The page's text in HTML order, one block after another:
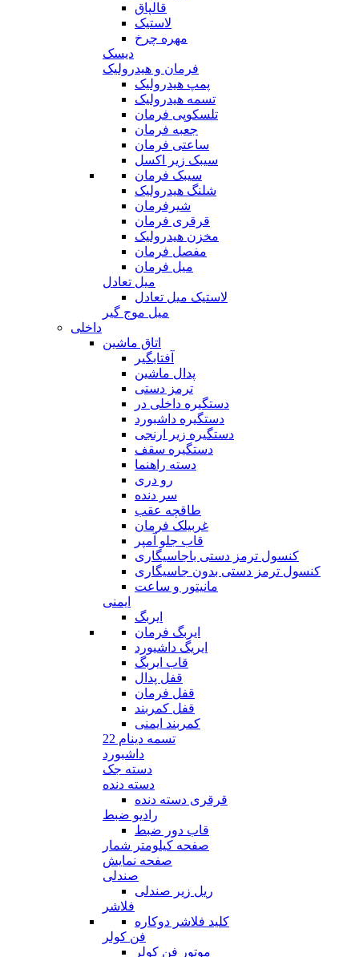
قالپاق
لاستیک
مهره چرخ
دیسک
فرمان و هیدرولیک
پمپ هیدرولیک
تسمه هیدرولیک
تلسکوپی فرمان
جعبه فرمان
ساعتی فرمان
سیبک زیر اکسل
سیبک فرمان
شلنگ هیدرولیک
شیرفرمان
قرقری فرمان
مخزن هیدرولیک
مفصل فرمان
میل فرمان
میل تعادل
لاستیک میل تعادل
میل موج گیر
داخلی
اتاق ماشین
آفتابگیر
پدال ماشین
ترمز دستی
دستگیره داخلی در
دستگیره داشبورد
دستگیره زیر ارنجی
دستگیره سقف
دسته راهنما
رو دری
سر دنده
طاقچه عقب
غربیلک فرمان
قاب جلو آمپر
کنسول ترمز دستی باجاسیگاری
کنسول ترمز دستی بدون جاسیگاری
مانیتور و ساعت
ایمنی
ایربگ
ایربگ فرمان
ایریگ داشیورد
قاب ایربگ
قفل پدال
قفل فرمان
قفل کمربند
کمربند ایمنی
تسمه دینام 22
داشبورد
دسته جک
دسته دنده
قرقری دسته دنده
رادیو ضبط
قاب دور ضبط
صفحه کیلومتر شمار
صفحه نمایش
صندلی
ریل زیر صندلی
فلاشر
کلید فلاشر دوکاره
فن کولر
موتور فن کولر